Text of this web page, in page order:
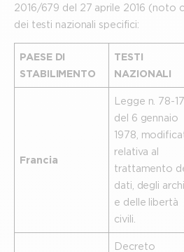
2016/679 del 27 aprile 2016 (noto
dei testi nazionali specifici:
PAESE DI
STABILIMENTO
TESTI
NAZIONALI
Francia
Legge n. 78-17
del 6 gennaio
1978,
relativa al
trattamento
dati, degli
e delle libertà
civili.
Decreto